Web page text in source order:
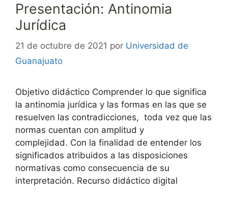
Presentación: Antinomia
Jurídica
21 de octubre de 2021 por Universidad de
Guanajuato
Objetivo didáctico Comprender lo que significa
la antinomia jurídica y las formas en las que se
resuelven las contradicciones, toda vez que las
normas cuentan con amplitud y
complejidad. Con la finalidad de entender los
significados atribuidos a las disposiciones
normativas como consecuencia de su
interpretación. Recurso didáctico digital